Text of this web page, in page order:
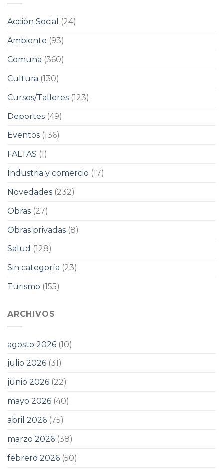
Acción Social
(24)
Ambiente (93)
Comuna (360)
Cultura (130)
Cursos/Talleres (123)
Deportes (49)
Eventos (136)
FALTAS (1)
Industria y comercio (17)
Novedades (232)
Obras (27)
Obras privadas (8)
Salud (128)
Sin categoría (23)
Turismo (155)
ARCHIVOS
agosto 2026 (10)
julio 2026 (31)
junio 2026 (22)
mayo 2026 (40)
abril 2026 (75)
marzo 2026 (38)
febrero 2026 (50)